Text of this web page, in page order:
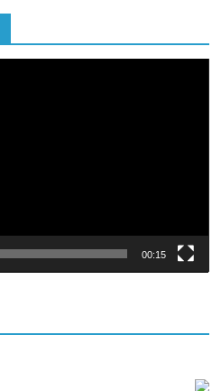
00:15